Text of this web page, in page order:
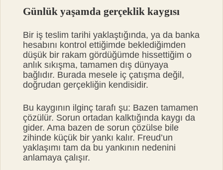
Günlük yaşamda gerçeklik kaygısı
Bir iş teslim tarihi yaklaştığında, ya da banka
hesabını kontrol ettiğimde beklediğimden
düşük bir rakam gördüğümde hissettiğim o
anlık sıkışma, tamamen dış dünyaya
bağlıdır. Burada mesele iç çatışma değil,
doğrudan gerçekliğin kendisidir.
Bu kaygının ilginç tarafı şu: Bazen tamamen
çözülür. Sorun ortadan kalktığında kaygı da
gider. Ama bazen de sorun çözülse bile
zihinde küçük bir yankı kalır. Freud’un
yaklaşımı tam da bu yankının nedenini
anlamaya çalışır.